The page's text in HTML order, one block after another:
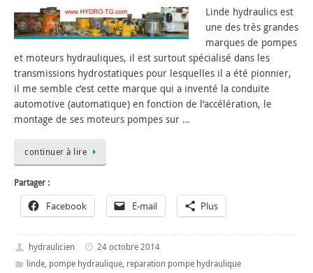
Linde hydraulics est
une des très grandes
marques de pompes
et moteurs hydrauliques, il est surtout spécialisé dans les
transmissions hydrostatiques pour lesquelles il a été pionnier,
il me semble c’est cette marque qui a inventé la conduite
automotive (automatique) en fonction de l’accélération, le
montage de ses moteurs pompes sur …
continuer à lire
Partager :
Facebook E-mail Plus
hydraulicien
24 octobre 2014
linde, pompe hydraulique, reparation pompe hydraulique